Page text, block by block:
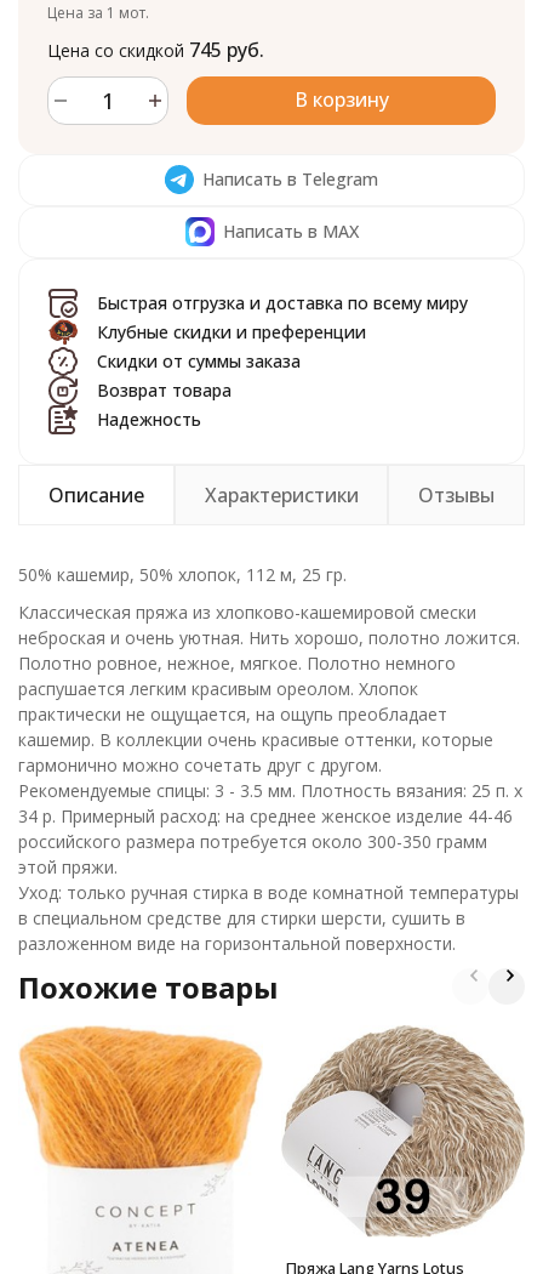
Цена за 1 мот.
Цена со скидкой 745 руб.
В корзину
Написать в Telegram
Написать в MAX
Быстрая отгрузка и доставка по всему миру
Клубные скидки и преференции
Скидки от суммы заказа
Возврат товара
Надежность
Описание Характеристики Отзывы
50% кашемир, 50% хлопок, 112 м, 25 гр.
Классическая пряжа из хлопково-кашемировой смески
неброская и очень уютная. Нить хорошо, полотно ложится.
Полотно ровное, нежное, мягкое. Полотно немного
распушается легким красивым ореолом. Хлопок
практически не ощущается, на ощупь преобладает
кашемир. В коллекции очень красивые оттенки, которые
гармонично можно сочетать друг с другом.
Рекомендуемые спицы: 3 - 3.5 мм. Плотность вязания: 25 п. х
34 р. Примерный расход: на среднее женское изделие 44-46
российского размера потребуется около 300-350 грамм
этой пряжи.
Уход: только ручная стирка в воде комнатной температуры
в специальном средстве для стирки шерсти, сушить в
разложенном виде на горизонтальной поверхности.
Похожие товары
Пряжа Lang Yarns Lotus